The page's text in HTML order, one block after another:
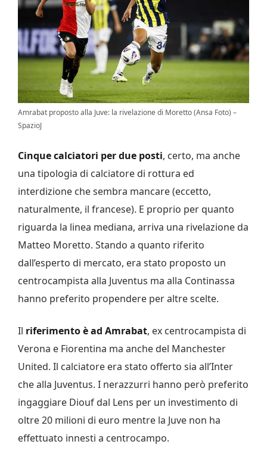
Amrabat proposto alla Juve: la rivelazione di Moretto (Ansa Foto) –
SpazioJ
Cinque calciatori per due posti, certo, ma anche
una tipologia di calciatore di rottura ed
interdizione che sembra mancare (eccetto,
naturalmente, il francese). E proprio per quanto
riguarda la linea mediana, arriva una rivelazione da
Matteo Moretto. Stando a quanto riferito
dall’esperto di mercato, era stato proposto un
centrocampista alla Juventus ma alla Continassa
hanno preferito propendere per altre scelte.
Il riferimento è ad Amrabat, ex centrocampista di
Verona e Fiorentina ma anche del Manchester
United. Il calciatore era stato offerto sia all’Inter
che alla Juventus. I nerazzurri hanno però preferito
ingaggiare Diouf dal Lens per un investimento di
oltre 20 milioni di euro mentre la Juve non ha
effettuato innesti a centrocampo.